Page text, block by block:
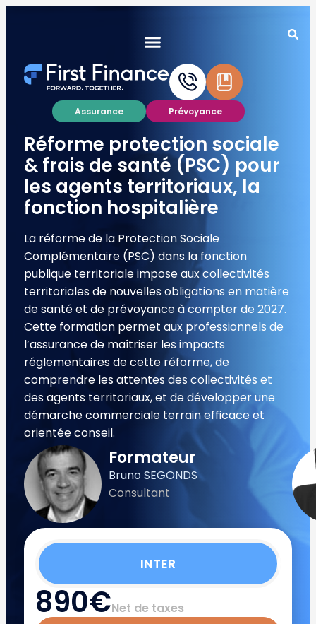
Assurance Prévoyance
Réforme protection sociale
& frais de santé (PSC) pour
les agents territoriaux, la
fonction hospitalière
La réforme de la Protection Sociale
Complémentaire (PSC) dans la fonction
publique territoriale impose aux collectivités
territoriales de nouvelles obligations en matière
de santé et de prévoyance à compter de 2027.
Cette formation permet aux professionnels de
l’assurance de maîtriser les impacts
réglementaires de cette réforme, de
comprendre les attentes des collectivités et
des agents territoriaux, et de développer une
démarche commerciale terrain efficace et
orientée conseil.
Formateur
Bruno SEGONDS
Consultant
INTER
890€Net de taxes